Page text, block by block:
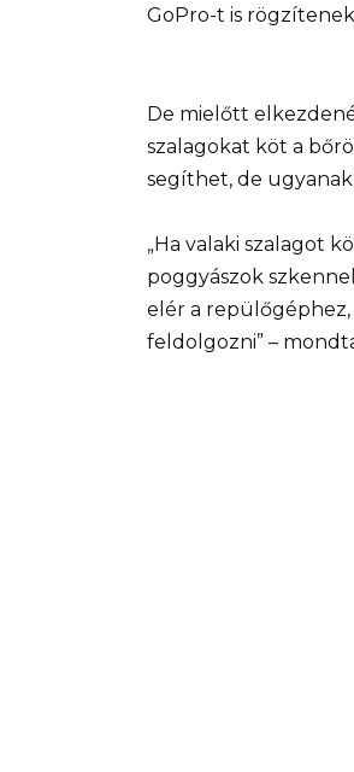
GoPro-t is
De mielőtt
szalagokat köt a
segíthet, de
„Ha valaki szalagot
poggyászok
elér a repülőgéphez,
feldolgozni” –